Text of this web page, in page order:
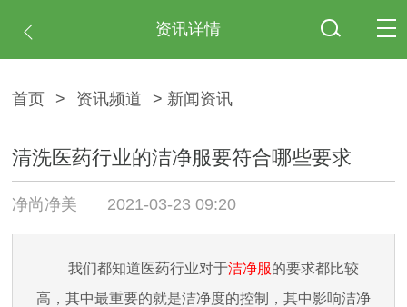
资讯详情
首页 > 资讯频道 > 新闻资讯
清洗医药行业的洁净服要符合哪些要求
净尚净美 2021-03-23 09:20
我们都知道医药行业对于洁净服的要求都比较
高，其中最重要的就是洁净度的控制，其中影响洁净